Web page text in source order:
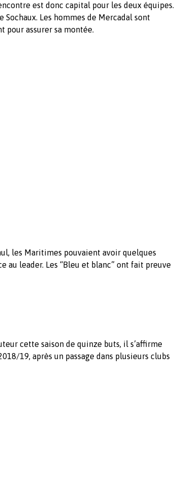
est donc capital pour les deux équipes.
Les hommes de Mercadal sont
pour assurer sa montée.
les Maritimes pouvaient avoir quelques
au leader. Les “Bleu et blanc” ont fait preuve
cette saison de quinze buts, il s’affirme
19, après un passage dans plusieurs clubs